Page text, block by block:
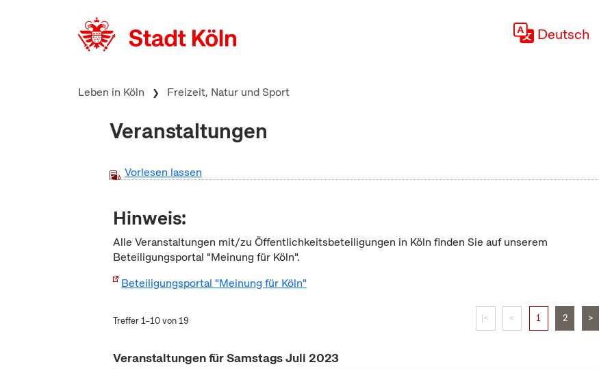
Deutsch
Leben in Köln Freizeit, Natur und Sport
Veranstaltungen
Vorlesen lassen
Hinweis:
Alle Veranstaltungen mit/zu Öffentlichkeitsbeteiligungen in Köln finden Sie auf unserem
Beteiligungsportal "Meinung für Köln".
Beteiligungsportal "Meinung für Köln"
Treffer 1–10 von 19 |< < 1 2 >
Veranstaltungen für Samstags Juli 2023